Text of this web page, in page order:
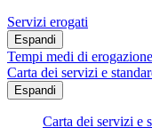
Servizi erogati
Espandi
Tempi medi di
Carta dei servizi e
Espandi
Carta dei servizi e